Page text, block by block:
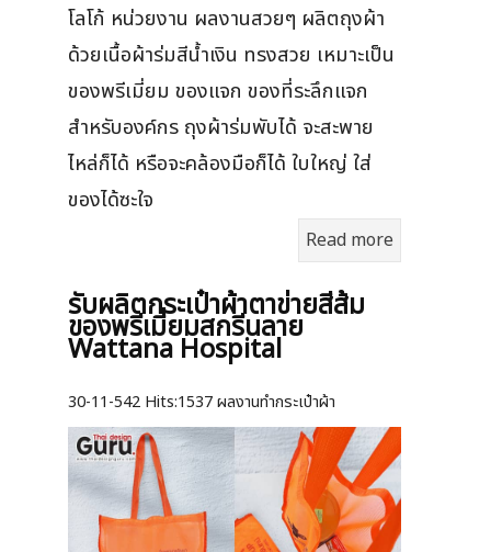
โลโก้ หน่วยงาน ผลงานสวยๆ ผลิตถุงผ้า
ด้วยเนื้อผ้าร่มสีน้ำเงิน ทรงสวย เหมาะเป็น
ของพรีเมี่ยม ของแจก ของที่ระลึกแจก
สำหรับองค์กร ถุงผ้าร่มพับได้ จะสะพาย
ไหล่ก็ได้ หรือจะคล้องมือก็ได้ ใบใหญ่ ใส่
ของได้ซะใจ
Read more
รับผลิตกระเป๋าผ้าตาข่ายสีส้ม
ของพรีเมี่ยมสกรีนลาย
Wattana Hospital
30-11-542 Hits:1537 ผลงานทำกระเป๋าผ้า